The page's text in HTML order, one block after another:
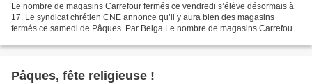
Le nombre de magasins Carrefour fermés ce vendredi s’élève désormais à
17. Le syndicat chrétien CNE annonce qu’il y aura bien des magasins
fermés ce samedi de Pâques. Par Belga Le nombre de magasins Carrefour
Pâques, fête religieuse !